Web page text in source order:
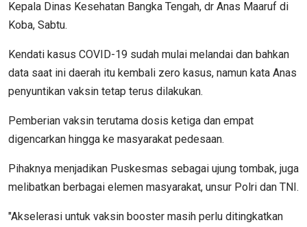
Kepala Dinas Kesehatan Bangka Tengah, dr Anas Maaruf di
Koba, Sabtu.
Kendati kasus COVID-19 sudah mulai melandai dan bahkan
data saat ini daerah itu kembali zero kasus, namun kata Anas
penyuntikan vaksin tetap terus dilakukan.
Pemberian vaksin terutama dosis ketiga dan empat
digencarkan hingga ke masyarakat pedesaan.
Pihaknya menjadikan Puskesmas sebagai ujung tombak, juga
melibatkan berbagai elemen masyarakat, unsur Polri dan TNI.
"Akselerasi untuk vaksin booster masih perlu ditingkatkan